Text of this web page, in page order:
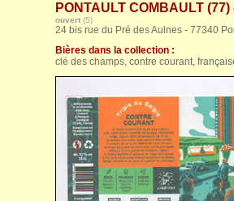
PONTAULT COMBAULT
ouvert (5)
24 bis rue du Pré des Aulnes - 77340
Bières dans la collection :
clé des champs, contre courant,